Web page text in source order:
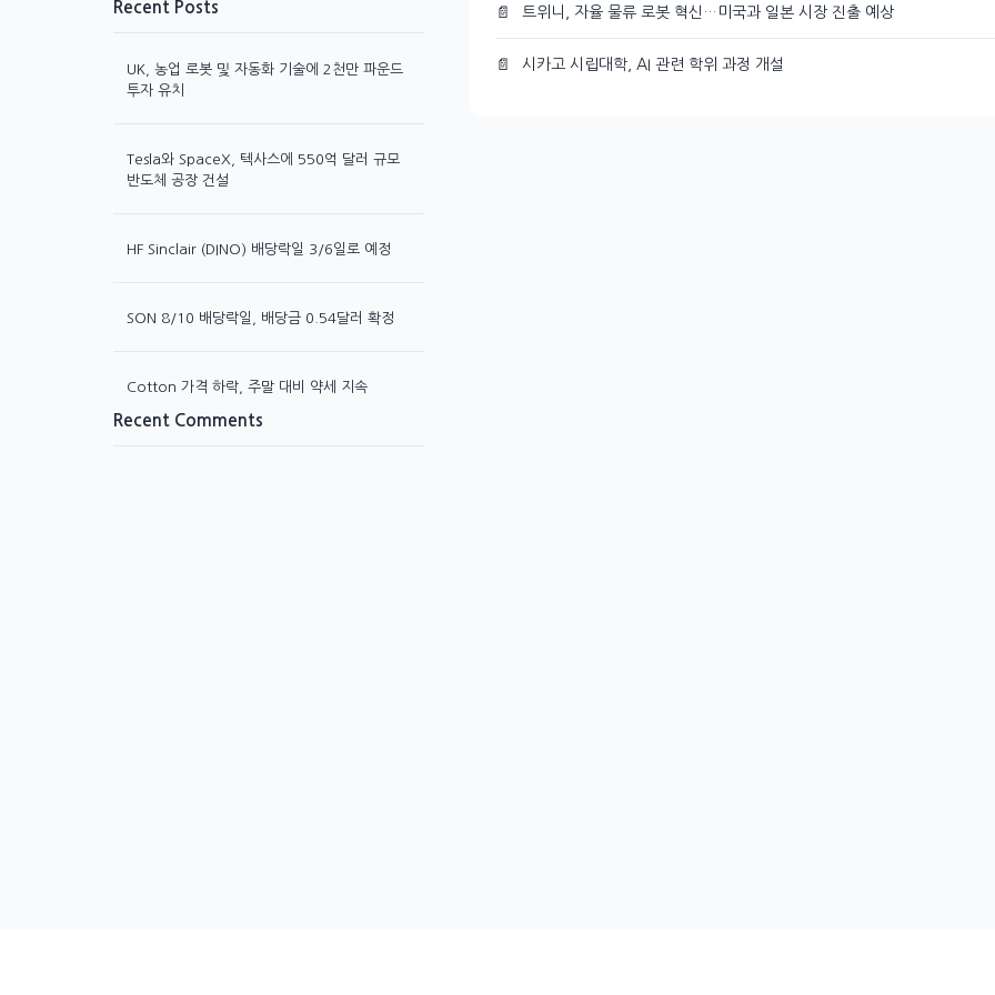
Recent Posts
UK, 농업 로봇 및 자동화 기술에 2천만 파운드
투자 유치
Tesla와 SpaceX, 텍사스에 550억 달러 규모
반도체 공장 건설
HF Sinclair (DINO) 배당락일 3/6일로 예정
SON 8/10 배당락일, 배당금 0.54달러 확정
Cotton 가격 하락, 주말 대비 약세 지속
Recent Comments
📄 트위니, 자율 물류 로봇 혁신…미국과 일본 시장 진출 예상
📄 시카고 시립대학, AI 관련 학위 과정 개설